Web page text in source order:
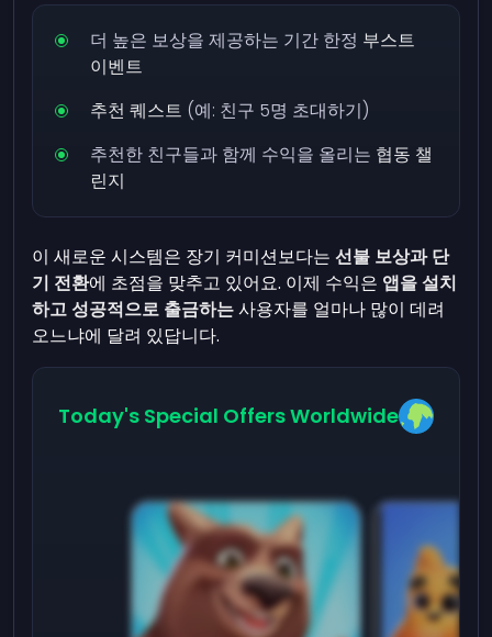
더 높은 보상을 제공하는 기간 한정 부스트
이벤트
추천 퀘스트 (예: 친구 5명 초대하기)
추천한 친구들과 함께 수익을 올리는 협동 챌
린지
이 새로운 시스템은 장기 커미션보다는선불 보상과 단
기 전환에 초점을 맞추고 있어요. 이제 수익은 앱을 설치
하고 성공적으로 출금하는사용자를 얼마나 많이 데려
오느냐에 달려 있답니다.
Today's Special Offers Worldwide